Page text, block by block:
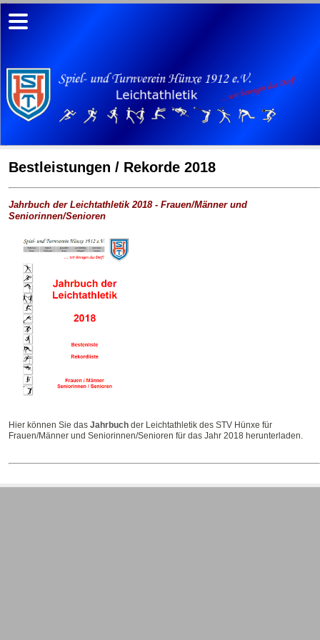
Bestleistungen / Rekorde 2018
Jahrbuch der Leichtathletik 2018 - Frauen/Männer und
Seniorinnen/Senioren
Hier können Sie das Jahrbuch der Leichtathletik des STV Hünxe für
Frauen/Männer und Seniorinnen/Senioren für das Jahr 2018 herunterladen.